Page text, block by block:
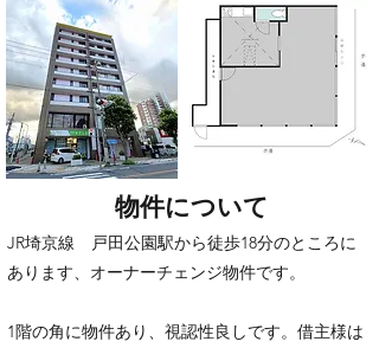
​物件について
JR埼京線 戸田公園駅から徒歩18分のところに
あります、オーナーチェンジ物件です。
1階の角に物件あり、視認性良しです。借主様は